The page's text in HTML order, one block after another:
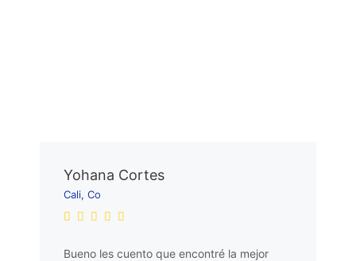
Yohana Cortes
Cali, Co
Bueno les cuento que encontré la mejor